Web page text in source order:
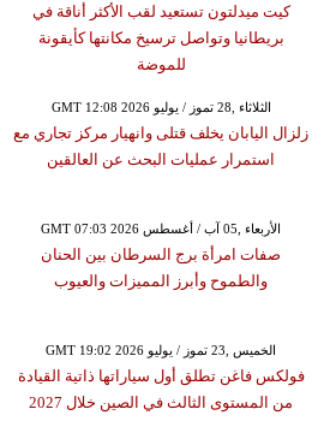
كيت ميدلتون تستعيد لقب الأكثر أناقة في
بريطانيا وتواصل ترسيخ مكانتها كأيقونة
للموضة
GMT 12:08 2026 الثلاثاء ,28 تموز / يوليو
زلزال اليابان يخلف قتلى وانهيار مركز تجاري مع
استمرار عمليات البحث عن العالقين
GMT 07:03 2026 الأربعاء ,05 آب / أغسطس
صفات امرأة برج السرطان بين الحنان
والطموح وأبرز المميزات والعيوب
GMT 19:02 2026 الخميس ,23 تموز / يوليو
فولكس فاغن تطلق أول سياراتها ذاتية القيادة
من المستوى الثالث في الصين خلال 2027